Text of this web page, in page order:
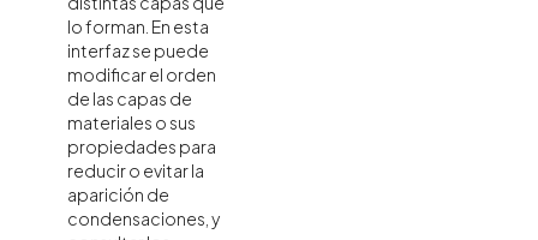
lo forman. En esta
interfaz se puede
modificar el orden
de las capas de
materiales o sus
propiedades para
reducir o evitar la
aparición de
condensaciones, y